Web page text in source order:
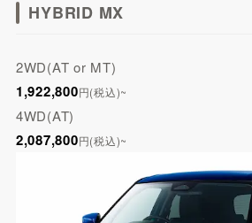
HYBRID MX
2WD(AT or MT)
1,922,800円(税込)~
4WD(AT)
2,087,800円(税込)~